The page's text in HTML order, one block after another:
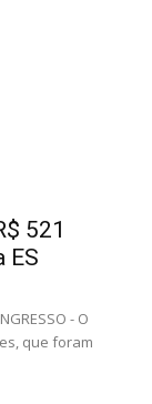
521
ES
- O
que foram